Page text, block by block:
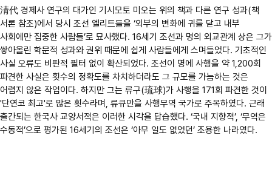
淸代 경제사 연구의 대가인 기시모토 미오는 위의 책과 다른 연구 성과(책
서론 참조)에서 당시 조선 엘리트들을 ‘외부의 변화에 귀를 닫고 내부
사회에만 집중한 사람들’로 묘사했다. 16세기 조선과 명의 외교관계 상은 그가
쌓아올린 학문적 성과와 권위 때문에 쉽게 사람들에게 스며들었다. 기초적인
사실 오류도 비판적 필터 없이 확산되었다. 조선이 명에 사행을 약 1,200회
파견한 사실은 횟수의 정확도를 차치하더라도 그 규모를 가늠하는 것은
어렵지 않은 작업이다. 하지만 그는 류구(琉球)가 사행을 171회 파견한 것이
'단연코 최고'로 많은 횟수라며, 류큐만을 사행무역 국가로 주목하였다. 근래
출간되는 한국사 교양서적은 이러한 시각을 답습했다. ‘국내 지향적’, ‘무역은
수동적’으로 평가된 16세기의 조선은 ‘아무 일도 없었던’ 조용한 나라였다.